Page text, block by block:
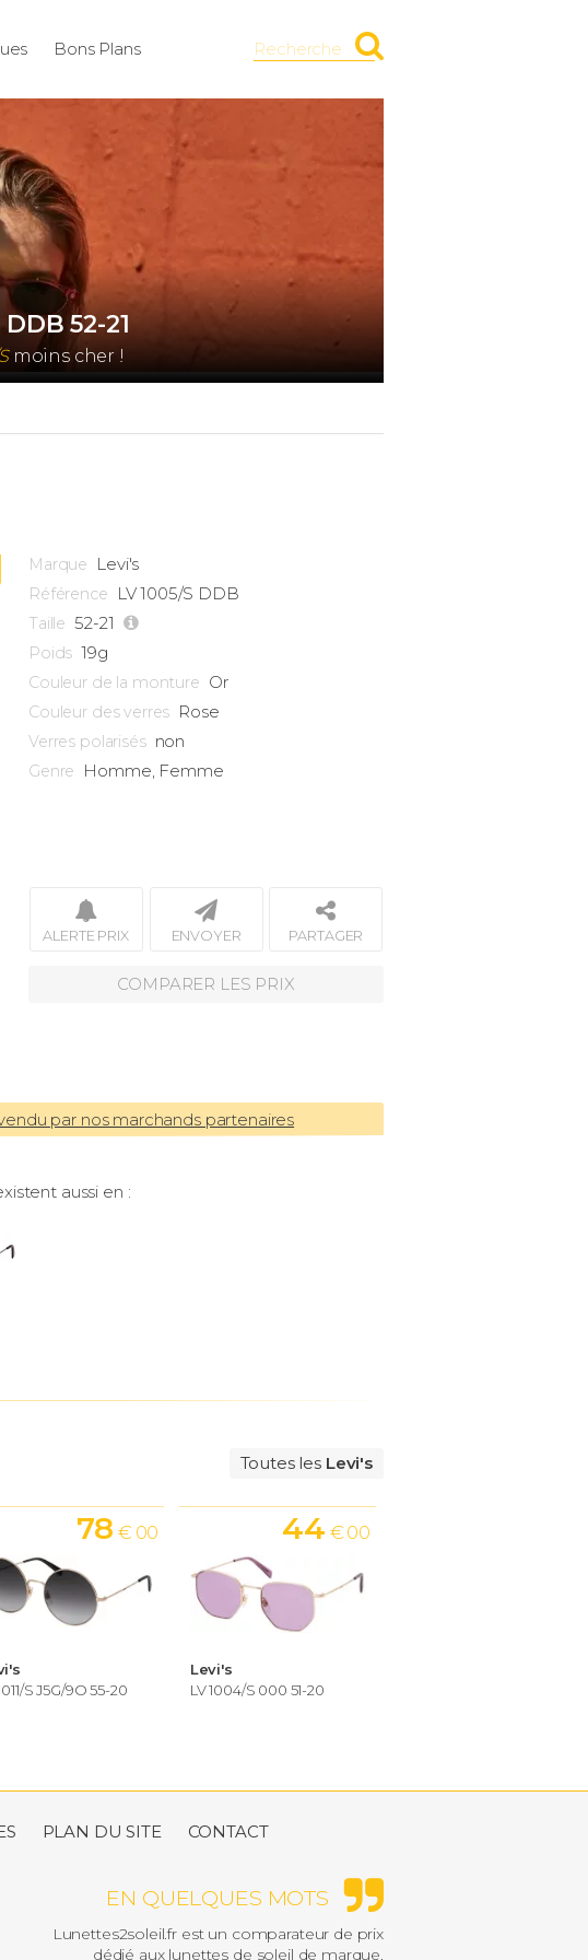
Bons Plans Recherche
52-21
moins cher !
Marque Levi's
Référence LV 1005/S DDB
Taille 52-21
Poids 19g
Couleur de la monture Or
Couleur des verres Rose
Verres polarisés non
Genre Homme, Femme
ALERTE PRIX ENVOYER PARTAGER
COMPARER LES PRIX
par nos marchands partenaires
aussi en :
Toutes les Levi's
S J5G/9O 55-20
78 € 00
Levi's
LV 1004/S 000 51-20
44 € 00
PLAN DU SITE CONTACT
EN QUELQUES MOTS
Lunettes2soleil.fr est un comparateur de prix
dédié aux lunettes de soleil de marque.